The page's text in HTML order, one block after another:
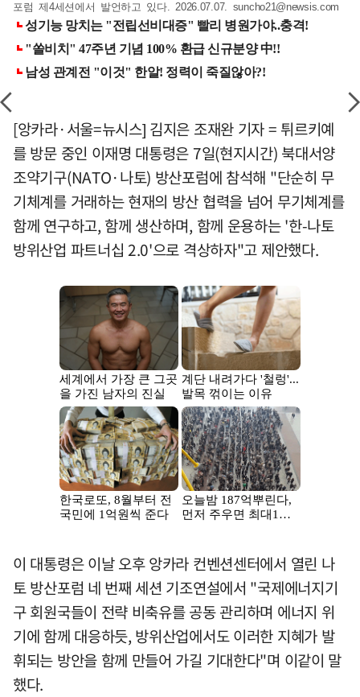
포럼 제4세션에서 발언하고 있다. 2026.07.07. suncho21@newsis.com
[앙카라·서울=뉴시스] 김지은 조재완 기자 = 튀르키예
를 방문 중인 이재명 대통령은 7일(현지시간) 북대서양
조약기구(NATO·나토) 방산포럼에 참석해 "단순히 무
기체계를 거래하는 현재의 방산 협력을 넘어 무기체계를
함께 연구하고, 함께 생산하며, 함께 운용하는 '한-나토
방위산업 파트너십 2.0'으로 격상하자"고 제안했다.
이 대통령은 이날 오후 앙카라 컨벤션센터에서 열린 나
토 방산포럼 네 번째 세션 기조연설에서 "국제에너지기
구 회원국들이 전략 비축유를 공동 관리하며 에너지 위
기에 함께 대응하듯, 방위산업에서도 이러한 지혜가 발
휘되는 방안을 함께 만들어 가길 기대한다"며 이같이 말
했다.